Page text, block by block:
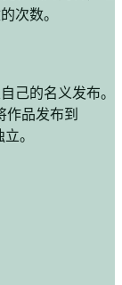
次数。
己的名义发布。
品发布到
。